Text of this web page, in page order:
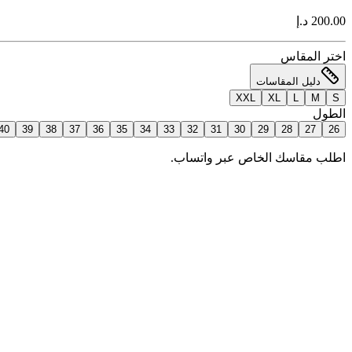
200.00 د.إ
اختر المقاس
دليل المقاسات
S
M
XL
XXL
الطول
26
27
28
29
30
31
32
33
34
35
36
37
38
39
اطلب مقاسك الخاص عبر واتساب.